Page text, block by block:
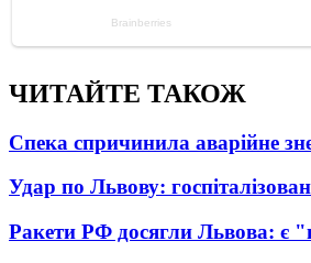
ЧИТАЙТЕ ТАКОЖ
Спека спричинила аварійне
Удар по Львову:
Ракети РФ досягли Львова: є